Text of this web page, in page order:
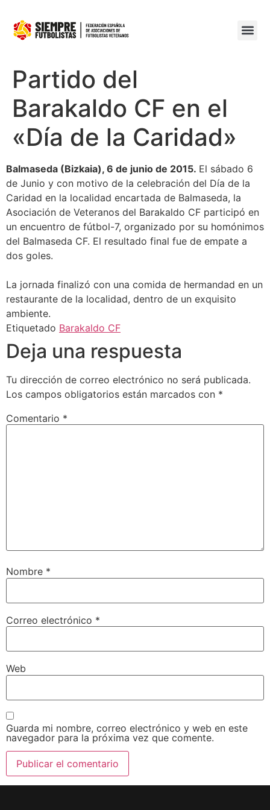
Partido del
Barakaldo CF en el
«Día de la Caridad»
Balmaseda (Bizkaia), 6 de junio de 2015. El sábado 6
de Junio y con motivo de la celebración del Día de la
Caridad en la localidad encartada de Balmaseda, la
Asociación de Veteranos del Barakaldo CF participó en
un encuentro de fútbol-7, organizado por su homónimos
del Balmaseda CF. El resultado final fue de empate a
dos goles.
La jornada finalizó con una comida de hermandad en un
restaurante de la localidad, dentro de un exquisito
ambiente.
Etiquetado Barakaldo CF
Deja una respuesta
Tu dirección de correo electrónico no será publicada.
Los campos obligatorios están marcados con *
Comentario *
Nombre *
Correo electrónico *
Web
Guarda mi nombre, correo electrónico y web en este
navegador para la próxima vez que comente.